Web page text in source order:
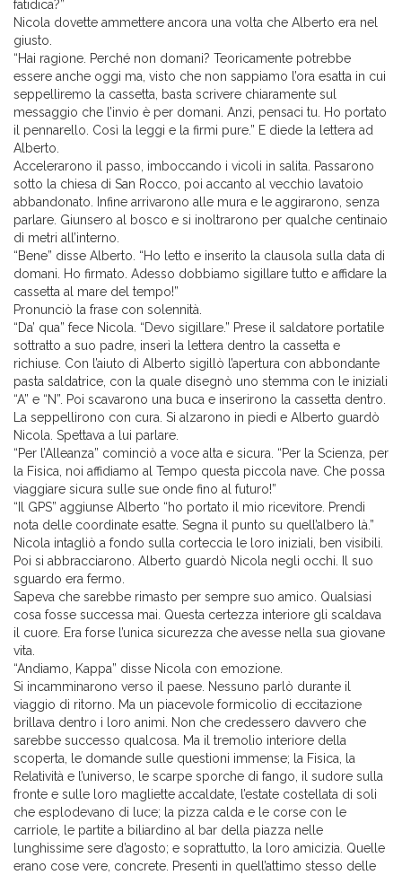
fatidica?”
Nicola dovette ammettere ancora una volta che Alberto era nel
giusto.
“Hai ragione. Perché non domani? Teoricamente potrebbe
essere anche oggi ma, visto che non sappiamo l’ora esatta in cui
seppelliremo la cassetta, basta scrivere chiaramente sul
messaggio che l’invio è per domani. Anzi, pensaci tu. Ho portato
il pennarello. Così la leggi e la firmi pure.” E diede la lettera ad
Alberto.
Accelerarono il passo, imboccando i vicoli in salita. Passarono
sotto la chiesa di San Rocco, poi accanto al vecchio lavatoio
abbandonato. Infine arrivarono alle mura e le aggirarono, senza
parlare. Giunsero al bosco e si inoltrarono per qualche centinaio
di metri all’interno.
“Bene” disse Alberto. “Ho letto e inserito la clausola sulla data di
domani. Ho firmato. Adesso dobbiamo sigillare tutto e affidare la
cassetta al mare del tempo!”
Pronunciò la frase con solennità.
“Da’ qua” fece Nicola. “Devo sigillare.” Prese il saldatore portatile
sottratto a suo padre, inserì la lettera dentro la cassetta e
richiuse. Con l’aiuto di Alberto sigillò l’apertura con abbondante
pasta saldatrice, con la quale disegnò uno stemma con le iniziali
“A” e “N”. Poi scavarono una buca e inserirono la cassetta dentro.
La seppellirono con cura. Si alzarono in piedi e Alberto guardò
Nicola. Spettava a lui parlare.
“Per l’Alleanza” cominciò a voce alta e sicura. “Per la Scienza, per
la Fisica, noi affidiamo al Tempo questa piccola nave. Che possa
viaggiare sicura sulle sue onde fino al futuro!”
“Il GPS” aggiunse Alberto “ho portato il mio ricevitore. Prendi
nota delle coordinate esatte. Segna il punto su quell’albero là.”
Nicola intagliò a fondo sulla corteccia le loro iniziali, ben visibili.
Poi si abbracciarono. Alberto guardò Nicola negli occhi. Il suo
sguardo era fermo.
Sapeva che sarebbe rimasto per sempre suo amico. Qualsiasi
cosa fosse successa mai. Questa certezza interiore gli scaldava
il cuore. Era forse l’unica sicurezza che avesse nella sua giovane
vita.
“Andiamo, Kappa” disse Nicola con emozione.
Si incamminarono verso il paese. Nessuno parlò durante il
viaggio di ritorno. Ma un piacevole formicolio di eccitazione
brillava dentro i loro animi. Non che credessero davvero che
sarebbe successo qualcosa. Ma il tremolio interiore della
scoperta, le domande sulle questioni immense; la Fisica, la
Relatività e l’universo, le scarpe sporche di fango, il sudore sulla
fronte e sulle loro magliette accaldate, l’estate costellata di soli
che esplodevano di luce; la pizza calda e le corse con le
carriole, le partite a biliardino al bar della piazza nelle
lunghissime sere d’agosto; e soprattutto, la loro amicizia. Quelle
erano cose vere, concrete. Presenti in quell’attimo stesso delle